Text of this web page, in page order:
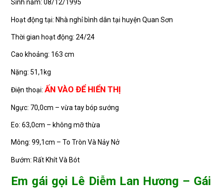
Sinh năm: 08/12/1995
Hoạt động tại: Nhà nghỉ bình dân tại huyện Quan Sơn
Thời gian hoạt động: 24/24
Cao khoảng: 163 cm
Nặng: 51,1kg
Điện thoại:ẤN VÀO ĐỂ HIỂN THỊ
Ngực: 70,0cm – vừa tay bóp sướng
Eo: 63,0cm – không mỡ thừa
Mông: 99,1cm – To Tròn Và Nảy Nở
Bướm: Rất Khít Và Bót
Em gái gọi Lê Diễm Lan Hương – Gái